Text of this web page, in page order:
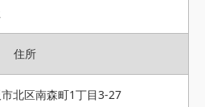
住所
北区南森町1丁目3-27